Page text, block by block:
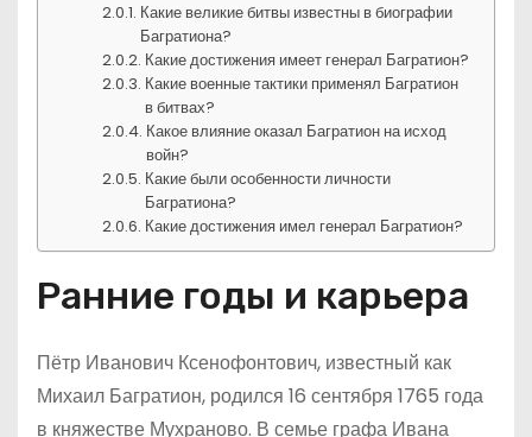
Какие великие битвы известны в биографии
Багратиона?
Какие достижения имеет генерал Багратион?
Какие военные тактики применял Багратион
в битвах?
Какое влияние оказал Багратион на исход
войн?
Какие были особенности личности
Багратиона?
Какие достижения имел генерал Багратион?
Ранние годы и карьера
Пётр Иванович Ксенофонтович, известный как
Михаил Багратион, родился 16 сентября 1765 года
в княжестве Мухраново. В семье графа Ивана